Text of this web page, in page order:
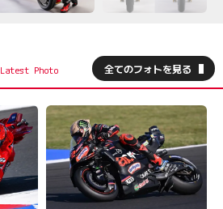
全てのフォトを見る